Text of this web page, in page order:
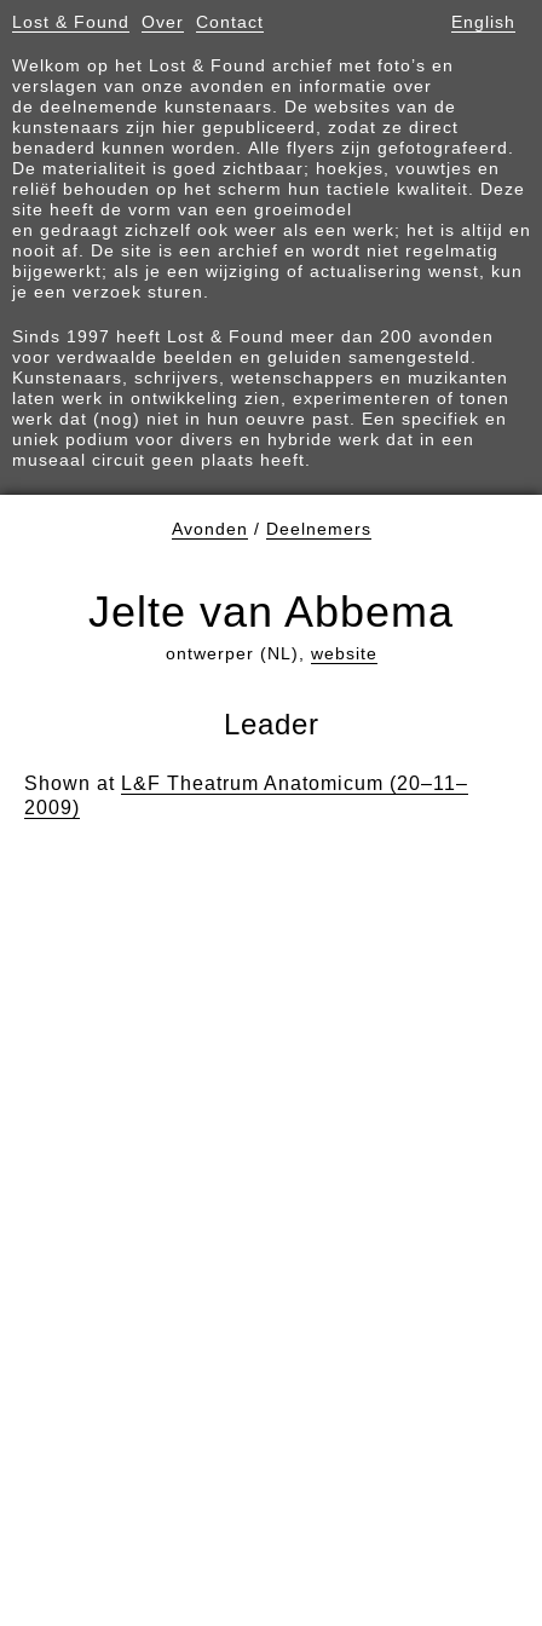
Lost & Found Over Contact English
Welkom op het Lost & Found archief met foto’s en
verslagen van onze avonden en informatie over
de deelnemende kunstenaars. De websites van de
kunstenaars zijn hier gepubliceerd, zodat ze direct
benaderd kunnen worden. Alle flyers zijn gefotografeerd.
De materialiteit is goed zichtbaar; hoekjes, vouwtjes en
reliëf behouden op het scherm hun tactiele kwaliteit. Deze
site heeft de vorm van een groeimodel
en gedraagt zichzelf ook weer als een werk; het is altijd en
nooit af. De site is een archief en wordt niet regelmatig
bijgewerkt; als je een wijziging of actualisering wenst, kun
je een verzoek sturen.
Sinds 1997 heeft Lost & Found meer dan 200 avonden
voor verdwaalde beelden en geluiden samengesteld.
Kunstenaars, schrijvers, wetenschappers en muzikanten
laten werk in ontwikkeling zien, experimenteren of tonen
werk dat (nog) niet in hun oeuvre past. Een specifiek en
uniek podium voor divers en hybride werk dat in een
museaal circuit geen plaats heeft.
Avonden / Deelnemers
Jelte van Abbema
ontwerper (NL), website
Leader
Shown at L&F Theatrum Anatomicum (20–11–
2009)